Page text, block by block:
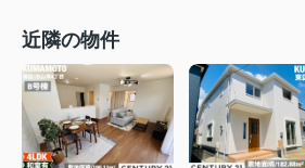
近隣の物件